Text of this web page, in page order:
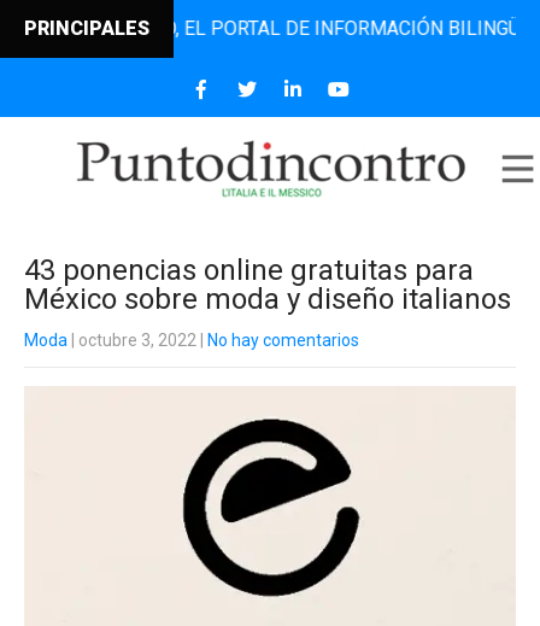
PRINCIPALESEL PORTAL DE INFORMACIÓN BILINGÜE QUE
43 ponencias online gratuitas para
México sobre moda y diseño italianos
Moda | octubre 3, 2022 No hay comentarios